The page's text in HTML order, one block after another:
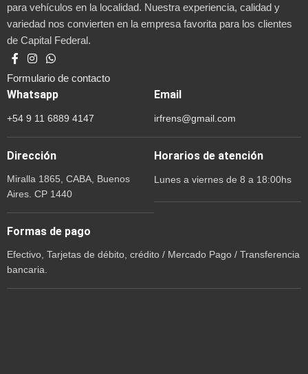
para vehículos en la localidad. Nuestra experiencia, calidad y
variedad nos convierten en la empresa favorita para los clientes
de Capital Federal.
Formulario de contacto
Whatsapp
+54 9 11 6889 4147
Email
irfrens@gmail.com
Dirección
Miralla 1865, CABA, Buenos
Aires. CP 1440
Horarios de atención
Lunes a viernes de 8 a 18:00hs
Formas de pago
Efectivo, Tarjetas de débito, crédito / Mercado Pago / Transferencia
bancaria.